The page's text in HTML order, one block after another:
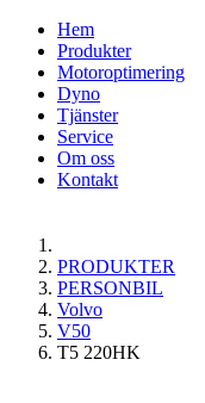
Hem
Produkter
Motoroptimering
Dyno
Tjänster
Service
Om oss
Kontakt
PRODUKTER
PERSONBIL
Volvo
V50
T5 220HK